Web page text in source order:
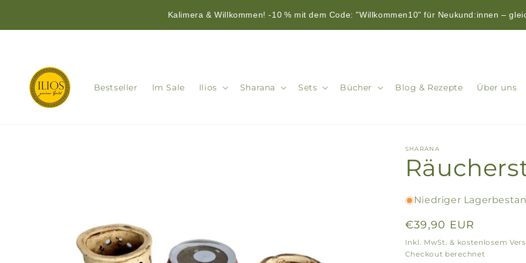
Kalimera & Willkommen! -10 % mit dem Code: "Willkommen10" für Neukund:innen –
Inhalt
Bestseller Im Sale Ilios Sharana Sets Bücher Blog & Rezepte Über uns
SHARANA
Niedriger
Normaler
Preis
€39,90 EUR
Inkl. MwSt. & kostenlosem
Checkout berechnet